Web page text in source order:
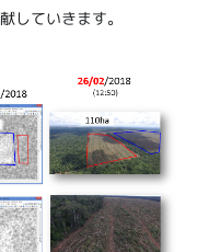
していきます。